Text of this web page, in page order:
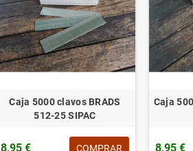
Caja 5000 clavos BRADS
512-25 SIPAC
8,95 € COMPRAR
Caja
8,95 €